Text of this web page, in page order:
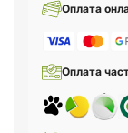
Оплата
Оплата